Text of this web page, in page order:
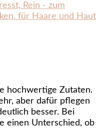
Rein - zum
für Haare und Haut
hochwertige Zutaten.
aber dafür pflegen
besser. Bei
einen Unterschied, ob